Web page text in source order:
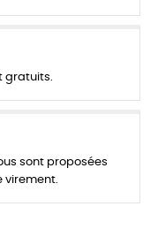
gratuits.
sont proposées
virement.